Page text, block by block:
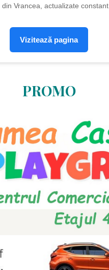
din Vrancea, actualizate constant.
Vizitează pagina
PROMO